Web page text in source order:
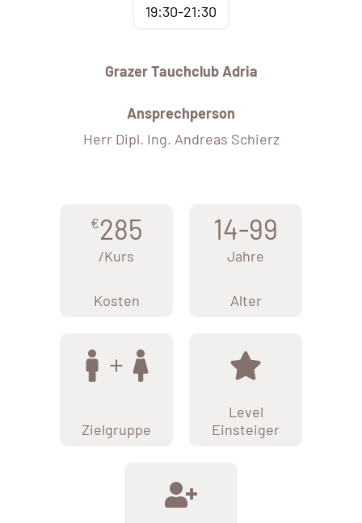
19:30-21:30
Grazer Tauchclub Adria
Ansprechperson
Herr Dipl. Ing. Andreas Schierz
€285
/Kurs
Kosten
14-99
Jahre
Alter
Zielgruppe
Level
Einsteiger